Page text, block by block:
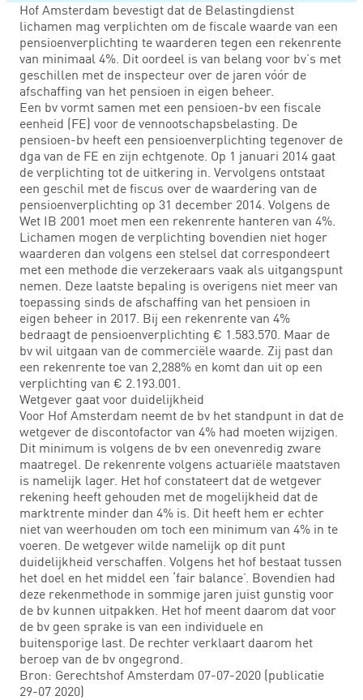
Hof Amsterdam bevestigt dat de Belastingdienst
lichamen mag verplichten om de fiscale waarde van een
pensioenverplichting te waarderen tegen een rekenrente
van minimaal 4%. Dit oordeel is van belang voor bv’s met
geschillen met de inspecteur over de jaren vóór de
afschaffing van het pensioen in eigen beheer.
Een bv vormt samen met een pensioen-bv een fiscale
eenheid (FE) voor de vennootschapsbelasting. De
pensioen-bv heeft een pensioenverplichting tegenover de
dga van de FE en zijn echtgenote. Op 1 januari 2014 gaat
de verplichting tot de uitkering in. Vervolgens ontstaat
een geschil met de fiscus over de waardering van de
pensioenverplichting op 31 december 2014. Volgens de
Wet IB 2001 moet men een rekenrente hanteren van 4%.
Lichamen mogen de verplichting bovendien niet hoger
waarderen dan volgens een stelsel dat correspondeert
met een methode die verzekeraars vaak als uitgangspunt
nemen. Deze laatste bepaling is overigens niet meer van
toepassing sinds de afschaffing van het pensioen in
eigen beheer in 2017. Bij een rekenrente van 4%
bedraagt de pensioenverplichting € 1.583.570. Maar de
bv wil uitgaan van de commerciële waarde. Zij past dan
een rekenrente toe van 2,288% en komt dan uit op een
verplichting van € 2.193.001.
Wetgever gaat voor duidelijkheid
Voor Hof Amsterdam neemt de bv het standpunt in dat de
wetgever de discontofactor van 4% had moeten wijzigen.
Dit minimum is volgens de bv een onevenredig zware
maatregel. De rekenrente volgens actuariële maatstaven
is namelijk lager. Het hof constateert dat de wetgever
rekening heeft gehouden met de mogelijkheid dat de
marktrente minder dan 4% is. Dit heeft hem er echter
niet van weerhouden om toch een minimum van 4% in te
voeren. De wetgever wilde namelijk op dit punt
duidelijkheid verschaffen. Volgens het hof bestaat tussen
het doel en het middel een ‘fair balance’. Bovendien had
deze rekenmethode in sommige jaren juist gunstig voor
de bv kunnen uitpakken. Het hof meent daarom dat voor
de bv geen sprake is van een individuele en
buitensporige last. De rechter verklaart daarom het
beroep van de bv ongegrond.
Bron: Gerechtshof Amsterdam 07-07-2020 (publicatie
29-07 2020)